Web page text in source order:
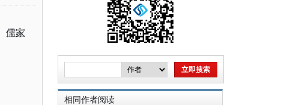
儒家
相同作者阅读